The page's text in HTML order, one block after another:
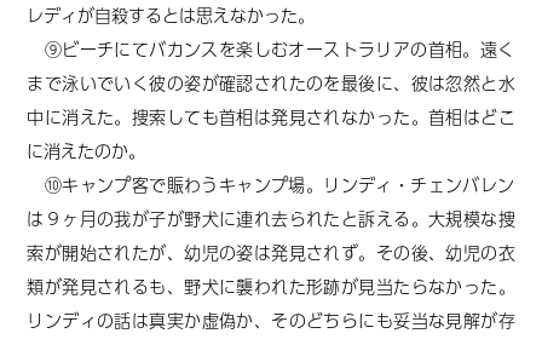
レディが自殺するとは思えなかった。
⑨ビーチにてバカンスを楽しむオーストラリアの首相。遠く
まで泳いでいく彼の姿が確認されたのを最後に、彼は忽然と水
中に消えた。捜索しても首相は発見されなかった。首相はどこ
に消えたのか。
⑩キャンプ客で賑わうキャンプ場。リンディ・チェンバレン
は９ヶ月の我が子が野犬に連れ去られたと訴える。大規模な捜
索が開始されたが、幼児の姿は発見されず。その後、幼児の衣
類が発見されるも、野犬に襲われた形跡が見当たらなかった。
リンディの話は真実か虚偽か、そのどちらにも妥当な見解が存